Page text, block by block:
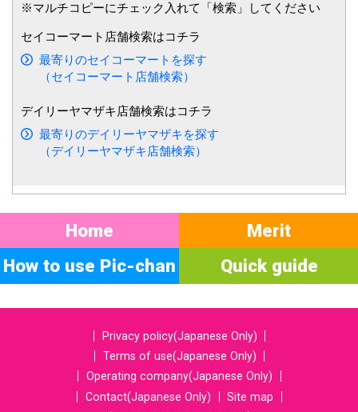
※マルチコピーにチェック入れて「検索」してください
セイコーマート 店舗検索はコチラ
最寄りのセイコーマートを探す
（セイコーマート店舗検索）
デイリーヤマザキ店舗検索はコチラ
最寄りのデイリーヤマザキを探す
（デイリーヤマザキ店舗検索）
Home
Merit
How to use Pic-chan
Quick guide
Privacy policy(Japanese Only)
Terms of use(Japanese Only)
Operating company(Japanese Only)
Contact(Japanese Only)
Site map